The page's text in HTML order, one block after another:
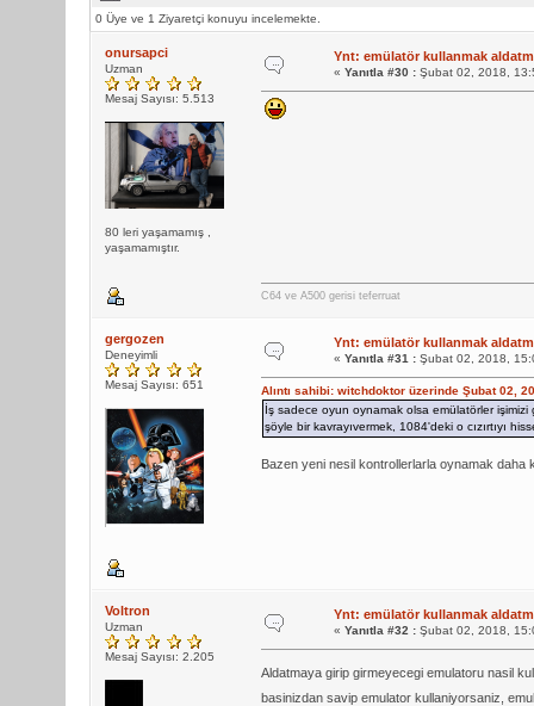
0 Üye ve 1 Ziyaretçi konuyu incelemekte.
onursapci
Uzman
Mesaj Sayısı: 5.513
80 leri yaşamamış ,
yaşamamıştır.
Ynt: emülatör kullanmak
« Yanıtla #30 :Şubat 02, 2018,
C64 ve A500 gerisi teferruat
gergozen
Deneyimli
Mesaj Sayısı: 651
Ynt: emülatör kullanmak
« Yanıtla #31 :Şubat 02, 2018,
Alıntı sahibi: witchdoktor üzerinde Şubat 02,
İş sadece oyun oynamak olsa emülatörler
şöyle bir kavrayıvermek, 1084'deki o cızırtıyı
Bazen yeni nesil kontrollerlarla oynamak daha
Voltron
Uzman
Mesaj Sayısı: 2.205
Ynt: emülatör kullanmak
« Yanıtla #32 :Şubat 02, 2018,
Aldatmaya girip girmeyecegi emulatoru nasil
basinizdan savip emulator kullaniyorsaniz,